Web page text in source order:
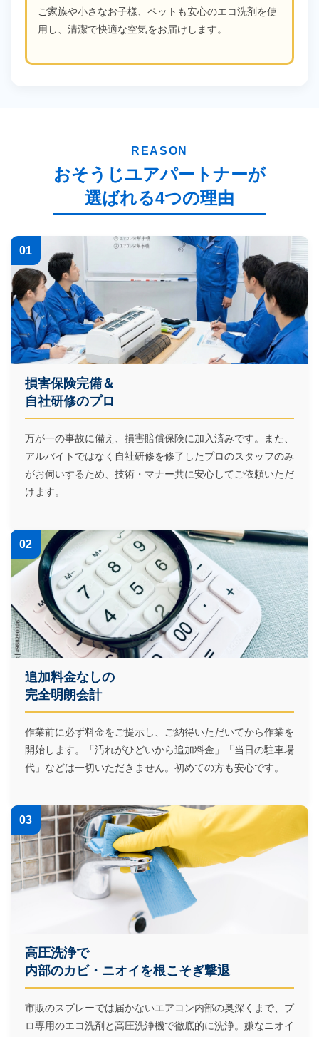
ご家族や小さなお子様、ペットも安心のエコ洗剤を使
用し、清潔で快適な空気をお届けします。
REASON
おそうじユアパートナーが
選ばれる4つの理由
01
損害保険完備＆
自社研修のプロ
万が一の事故に備え、損害賠償保険に加入済みです。また、
アルバイトではなく自社研修を修了したプロのスタッフのみ
がお伺いするため、技術・マナー共に安心してご依頼いただ
けます。
02
追加料金なしの
完全明朗会計
作業前に必ず料金をご提示し、ご納得いただいてから作業を
開始します。「汚れがひどいから追加料金」「当日の駐車場
代」などは一切いただきません。初めての方も安心です。
03
高圧洗浄で
内部のカビ・ニオイを根こそぎ撃退
市販のスプレーでは届かないエアコン内部の奥深くまで、プ
ロ専用のエコ洗剤と高圧洗浄機で徹底的に洗浄。嫌なニオイ